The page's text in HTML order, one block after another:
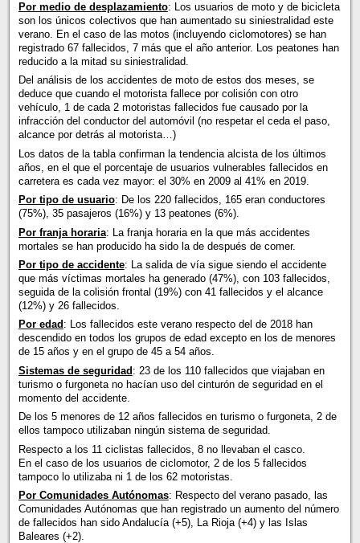
Por medio de desplazamiento: Los usuarios de moto y de bicicleta
son los únicos colectivos que han aumentado su siniestralidad este
verano. En el caso de las motos (incluyendo ciclomotores) se han
registrado 67 fallecidos, 7 más que el año anterior. Los peatones han
reducido a la mitad su siniestralidad.
Del análisis de los accidentes de moto de estos dos meses, se
deduce que cuando el motorista fallece por colisión con otro
vehículo, 1 de cada 2 motoristas fallecidos fue causado por la
infracción del conductor del automóvil (no respetar el ceda el paso,
alcance por detrás al motorista…)
Los datos de la tabla confirman la tendencia alcista de los últimos
años, en el que el porcentaje de usuarios vulnerables fallecidos en
carretera es cada vez mayor: el 30% en 2009 al 41% en 2019.
Por tipo de usuario: De los 220 fallecidos, 165 eran conductores
(75%), 35 pasajeros (16%) y 13 peatones (6%).
Por franja horaria: La franja horaria en la que más accidentes
mortales se han producido ha sido la de después de comer.
Por tipo de accidente: La salida de vía sigue siendo el accidente
que más víctimas mortales ha generado (47%), con 103 fallecidos,
seguida de la colisión frontal (19%) con 41 fallecidos y el alcance
(12%) y 26 fallecidos.
Por edad : Los fallecidos este verano respecto del de 2018 han
descendido en todos los grupos de edad excepto en los de menores
de 15 años y en el grupo de 45 a 54 años.
Sistemas de seguridad : 23 de los 110 fallecidos que viajaban en
turismo o furgoneta no hacían uso del cinturón de seguridad en el
momento del accidente.
De los 5 menores de 12 años fallecidos en turismo o furgoneta, 2 de
ellos tampoco utilizaban ningún sistema de seguridad.
Respecto a los 11 ciclistas fallecidos, 8 no llevaban el casco.
En el caso de los usuarios de ciclomotor, 2 de los 5 fallecidos
tampoco lo utilizaba ni 1 de los 62 motoristas.
Por Comunidades Autónomas: Respecto del verano pasado, las
Comunidades Autónomas que han registrado un aumento del número
de fallecidos han sido Andalucía (+5), La Rioja (+4) y las Islas
Baleares (+2).